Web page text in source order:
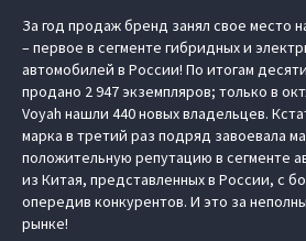
За год продаж бренд занял свое место
– первое в сегменте гибридных и
автомобилей в России! По итогам
продано 2 947 экземпляров; только в
Voyah нашли 440 новых владельцев.
марка в третий раз подряд завоевала
положительную репутацию в сегменте
из Китая, представленных в России, с
опередив конкурентов. И это за
рынке!